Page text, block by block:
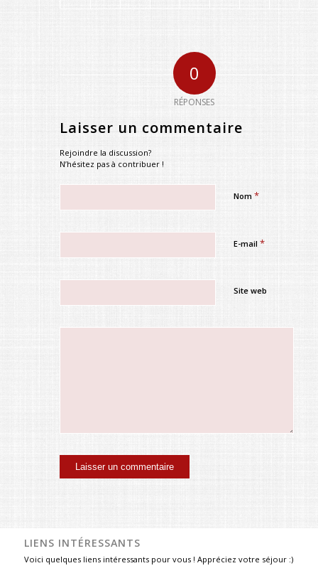
0
RÉPONSES
Laisser un commentaire
Rejoindre la discussion?
N’hésitez pas à contribuer !
Nom *
E-mail *
Site web
LIENS INTÉRESSANTS
Voici quelques liens intéressants pour vous ! Appréciez votre séjour :)